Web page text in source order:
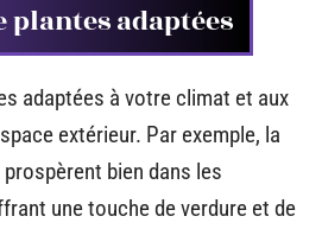
adaptées
adaptées à votre climat et aux
extérieur. Par exemple, la
bien dans les
une touche de verdure et de